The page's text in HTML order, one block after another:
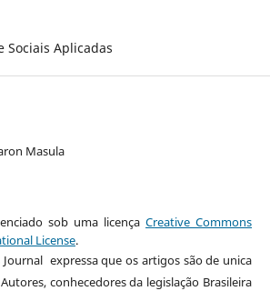
Sociais Aplicadas
Masula
sob uma licençaCreative Commons
License.
expressa que os artigos são de unica
conhecedores da legislação Brasileira